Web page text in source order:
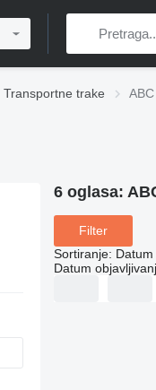
Transportne trake
6 oglasa:
Filter
Sortiranje:
Datum